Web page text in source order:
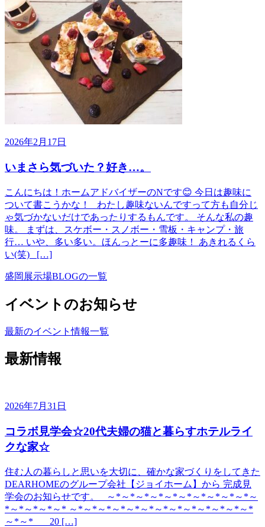
2026年2月17日
いまさら気づいた？好き…。
こんにちは！ホームアドバイザーのNです😊 今日は趣味に
ついて書こうかな！ わたし趣味ないんですって方も自分じ
ゃ気づかないだけであったりするもんです。 そんな私の趣
味。 まずは、スケボー・スノボー・雪板・キャンプ・旅
行… いや、多い多い。ほんっとーに多趣味！ あきれるくら
い(笑) […]
盛岡展示場BLOGの一覧
イベントのお知らせ
最新のイベント情報一覧
最新情報
2026年7月31日
コラボ見学会☆20代夫婦の猫と暮らすホテルライ
クな家☆
住む人の暮らしと思いを大切に、確かな家づくりをしてきた
DEARHOMEのグループ会社【ジョイホーム】から 完成見
学会のお知らせです。 ～*～*～*～*～*～*～*～*～*～*～
*～*～*～*～* ～*～*～*～*～*～*～*～*～*～*～*～*～*
～*～* 20 […]